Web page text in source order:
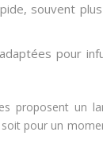
souvent plus
pour
proposent un
pour un